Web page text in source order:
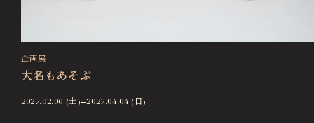
企画展
大名もあそぶ
2027.02.06 (土) 2027.04.04 (日)